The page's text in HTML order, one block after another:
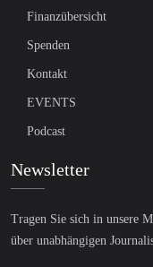
Finanzübersicht
Spenden
Kontakt
EVENTS
Podcast
Newsletter
Tragen Sie sich in unsere
über unabhängigen